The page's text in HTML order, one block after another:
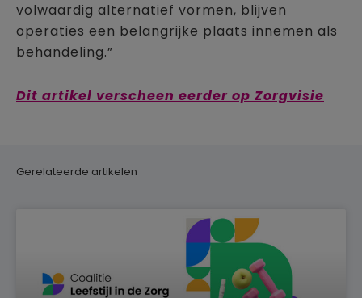
volwaardig alternatief vormen, blijven
operaties een belangrijke plaats innemen als
behandeling.”
Dit artikel verscheen eerder op Zorgvisie
Gerelateerde artikelen